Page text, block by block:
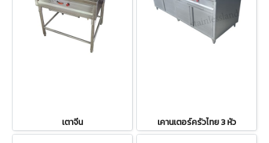
เตาจีน เคานเตอร์ครัวไทย 3 หัว